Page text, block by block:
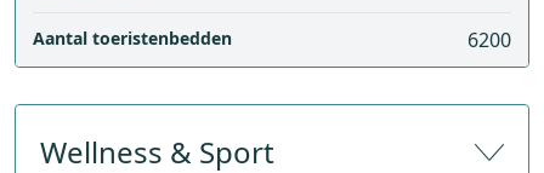
Aantal toeristenbedden 6200
Wellness & Sport